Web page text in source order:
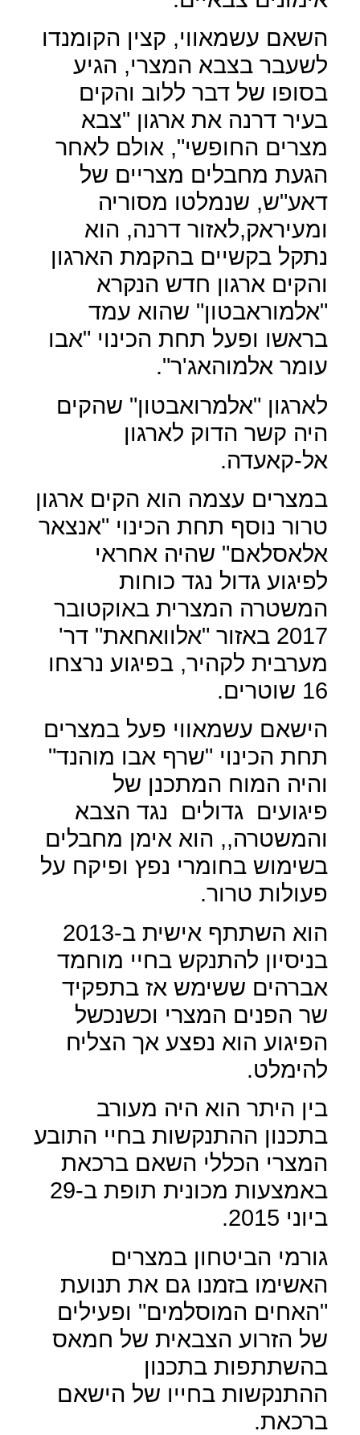
השאם עשמאווי, קצין הקומנדו
לשעבר בצבא המצרי, הגיע
בסופו של דבר ללוב והקים
בעיר דרנה את ארגון "צבא
מצרים החופשי", אולם לאחר
הגעת מחבלים מצריים של
דאע"ש, שנמלטו מסוריה
ומעיראק,לאזור דרנה, הוא
נתקל בקשיים בהקמת הארגון
והקים ארגון חדש הנקרא
"אלמוראבטון" שהוא עמד
בראשו ופעל תחת הכינוי "אבו
עומר אלמוהאג'ר".
לארגון "אלמרואבטון" שהקים
היה קשר הדוק לארגון
אל-קאעדה.
במצרים עצמה הוא הקים ארגון
טרור נוסף תחת הכינוי "אנצאר
אלאסלאם" שהיה אחראי
לפיגוע גדול נגד כוחות
המשטרה המצרית באוקטובר
2017 באזור "אלוואחאת" דר'
מערבית לקהיר, בפיגוע נרצחו
16 שוטרים.
הישאם עשמאווי פעל במצרים
תחת הכינוי "שרף אבו מוהנד"
והיה המוח המתכנן של
פיגועים גדולים
נגד הצבא
והמשטרה,, הוא אימן מחבלים
בשימוש בחומרי נפץ ופיקח על
פעולות טרור.
הוא השתתף אישית ב-2013
בניסיון להתנקש בחיי מוחמד
אברהים ששימש אז בתפקיד
שר הפנים המצרי וכשנכשל
הפיגוע הוא נפצע אך הצליח
להימלט.
בין היתר הוא היה מעורב
בתכנון ההתנקשות בחיי התובע
המצרי הכללי השאם ברכאת
באמצעות מכונית תופת ב-29
ביוני 2015.
גורמי הביטחון במצרים
האשימו בזמנו גם את תנועת
"האחים המוסלמים" ופעילים
של הזרוע הצבאית של חמאס
בהשתתפות בתכנון
ההתנקשות בחייו של הישאם
ברכאת.